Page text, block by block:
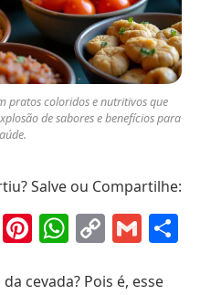
pratos coloridos e nutritivos que
de sabores e benefícios para
Salve ou Compartilhe:
Facebook
Pinterest
Copy
cevada? Pois é, esse